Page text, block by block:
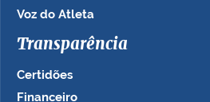
Voz do Atleta
Transparência
Certidões
Financeiro